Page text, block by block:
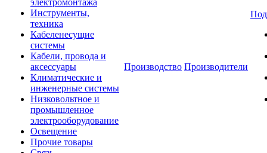
электромонтажа
Инструменты,
техника
Кабеленесущие
системы
Кабели, провода и
аксессуары
Климатические и
инженерные системы
Низковольтное и
промышленное
электрооборудование
Освещение
Прочие товары
Производство Производители